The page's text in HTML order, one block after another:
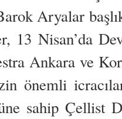
Aryalar
13 Nisan’da
Ankara ve
önemli
üne sahip